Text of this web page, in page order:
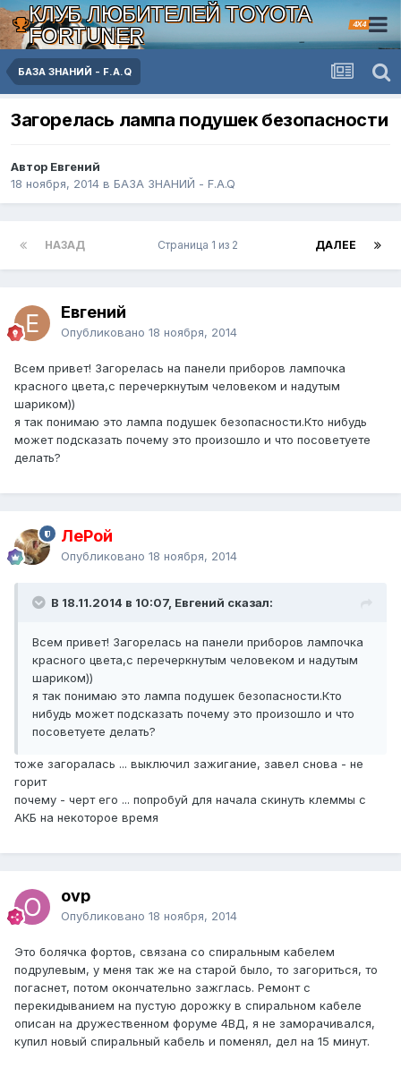
КЛУБ ЛЮБИТЕЛЕЙ TOYOTA
FORTUNER
4X4
БАЗА ЗНАНИЙ - F.A.Q
Загорелась лампа подушек безопасности
Автор Евгений
18 ноября, 2014 в БАЗА ЗНАНИЙ - F.A.Q
НАЗАД ДАЛЕЕ
Страница 1 из 2
Евгений
Опубликовано 18 ноября, 2014
Всем привет! Загорелась на панели приборов лампочка
красного цвета,с перечеркнутым человеком и надутым
шариком))
я так понимаю это лампа подушек безопасности.Кто нибудь
может подсказать почему это произошло и что посоветуете
делать?
ЛеРой
Опубликовано 18 ноября, 2014
В 18.11.2014 в 10:07, Евгений сказал:
Всем привет! Загорелась на панели приборов лампочка
красного цвета,с перечеркнутым человеком и надутым
шариком))
я так понимаю это лампа подушек безопасности.Кто
нибудь может подсказать почему это произошло и что
посоветуете делать?
тоже загоралась ... выключил зажигание, завел снова - не
горит
почему - черт его ... попробуй для начала скинуть клеммы с
АКБ на некоторое время
ovp
Опубликовано 18 ноября, 2014
Это болячка фортов, связана со спиральным кабелем
подрулевым, у меня так же на старой было, то загориться, то
погаснет, потом окончательно зажглась. Ремонт с
перекидыванием на пустую дорожку в спиральном кабеле
описан на дружественном форуме 4ВД, я не заморачивался,
купил новый спиральный кабель и поменял, дел на 15 минут.